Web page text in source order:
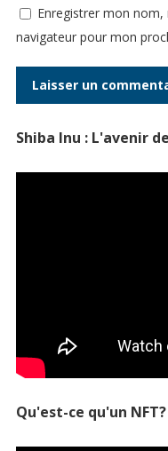
Enregistrer mon
navigateur pour mon
Shiba Inu : L'avenir
Qu'est-ce qu'un NFT?